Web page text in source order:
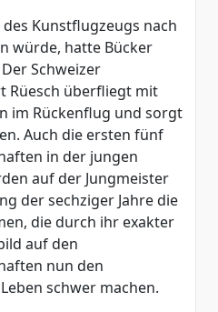
Kunstflugzeugs nach
würde, hatte Bücker
Schweizer
Rüesch überfliegt mit
im Rückenflug und sorgt
Auch die ersten fünf
in der jungen
auf der Jungmeister
der sechziger Jahre die
die durch ihr exakter
auf den
nun den
schwer machen.